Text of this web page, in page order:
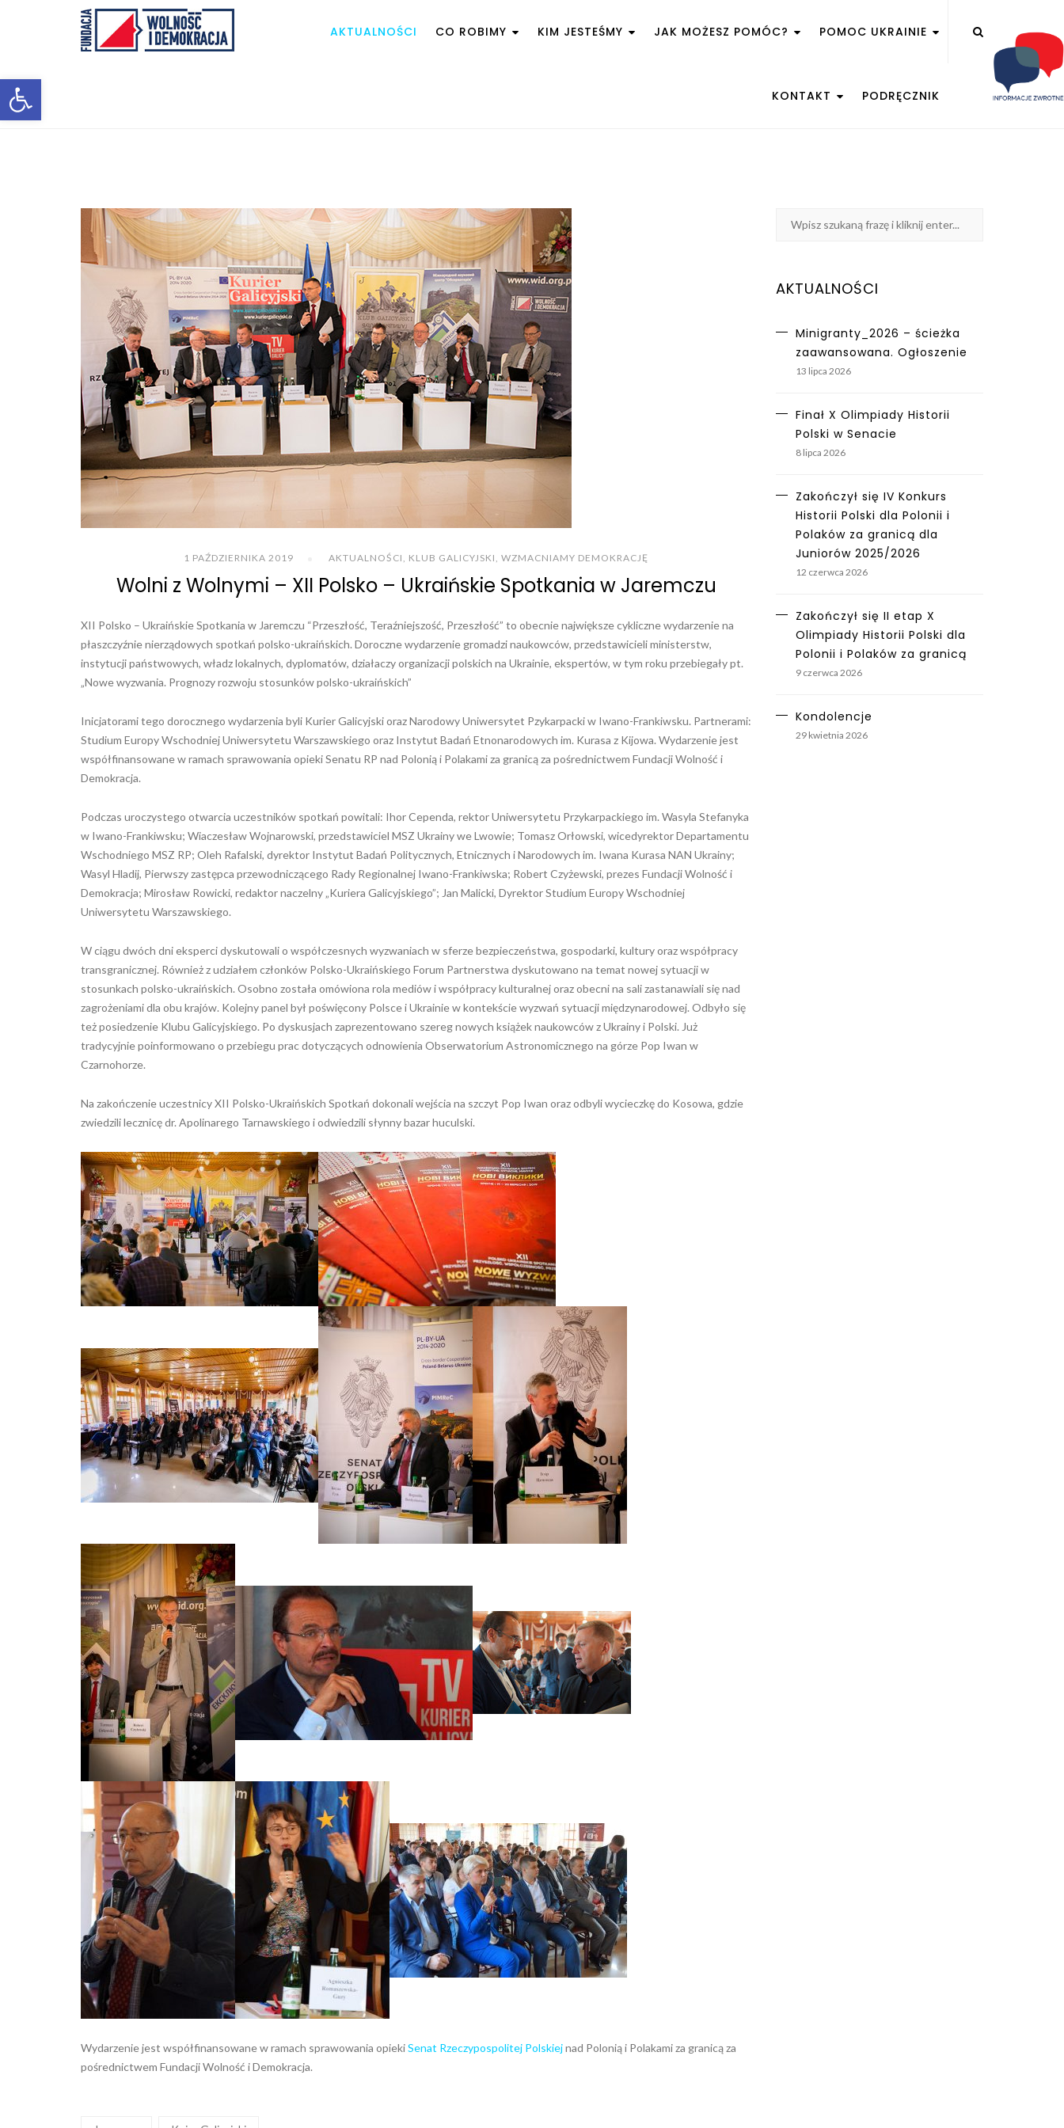
Otwórz pasek narzędzi
AKTUALNOŚCI CO ROBIMY KIM JESTEŚMY JAK MOŻESZ POMÓC? POMOC UKRAINIE
KONTAKT PODRĘCZNIK
1 PAŹDZIERNIKA 2019 AKTUALNOŚCI, KLUB GALICYJSKI,WZMACNIAMY DEMOKRACJĘ
Wolni z Wolnymi – XII Polsko – Ukraińskie Spotkania w Jaremczu
XII Polsko – Ukraińskie Spotkania w Jaremczu “Przeszłość, Teraźniejszość, Przeszłość” to obecnie największe cykliczne wydarzenie na
płaszczyźnie nierządowych spotkań polsko-ukraińskich. Doroczne wydarzenie gromadzi naukowców, przedstawicieli ministerstw,
instytucji państwowych, władz lokalnych, dyplomatów, działaczy organizacji polskich na Ukrainie, ekspertów, w tym roku przebiegały pt.
„Nowe wyzwania. Prognozy rozwoju stosunków polsko-ukraińskich”
Inicjatorami tego dorocznego wydarzenia byli Kurier Galicyjski oraz Narodowy Uniwersytet Pzykarpacki w Iwano-Frankiwsku. Partnerami:
Studium Europy Wschodniej Uniwersytetu Warszawskiego oraz Instytut Badań Etnonarodowych im. Kurasa z Kijowa. Wydarzenie jest
współfinansowane w ramach sprawowania opieki Senatu RP nad Polonią i Polakami za granicą za pośrednictwem Fundacji Wolność i
Demokracja.
Podczas uroczystego otwarcia uczestników spotkań powitali: Ihor Cependa, rektor Uniwersytetu Przykarpackiego im. Wasyla Stefanyka
w Iwano-Frankiwsku; Wiaczesław Wojnarowski, przedstawiciel MSZ Ukrainy we Lwowie; Tomasz Orłowski, wicedyrektor Departamentu
Wschodniego MSZ RP; Oleh Rafalski, dyrektor Instytut Badań Politycznych, Etnicznych i Narodowych im. Iwana Kurasa NAN Ukrainy;
Wasyl Hladij, Pierwszy zastępca przewodniczącego Rady Regionalnej Iwano-Frankiwska; Robert Czyżewski, prezes Fundacji Wolność i
Demokracja; Mirosław Rowicki, redaktor naczelny „Kuriera Galicyjskiego”; Jan Malicki, Dyrektor Studium Europy Wschodniej
Uniwersytetu Warszawskiego.
W ciągu dwóch dni eksperci dyskutowali o współczesnych wyzwaniach w sferze bezpieczeństwa, gospodarki, kultury oraz współpracy
transgranicznej. Również z udziałem członków Polsko-Ukraińskiego Forum Partnerstwa dyskutowano na temat nowej sytuacji w
stosunkach polsko-ukraińskich. Osobno została omówiona rola mediów i współpracy kulturalnej oraz obecni na sali zastanawiali się nad
zagrożeniami dla obu krajów. Kolejny panel był poświęcony Polsce i Ukrainie w kontekście wyzwań sytuacji międzynarodowej. Odbyło się
też posiedzenie Klubu Galicyjskiego. Po dyskusjach zaprezentowano szereg nowych książek naukowców z Ukrainy i Polski. Już
tradycyjnie poinformowano o przebiegu prac dotyczących odnowienia Obserwatorium Astronomicznego na górze Pop Iwan w
Czarnohorze.
Na zakończenie uczestnicy XII Polsko-Ukraińskich Spotkań dokonali wejścia na szczyt Pop Iwan oraz odbyli wycieczkę do Kosowa, gdzie
zwiedzili lecznicę dr. Apolinarego Tarnawskiego i odwiedzili słynny bazar huculski.
Wydarzenie jest współfinansowane w ramach sprawowania opiekiSenat Rzeczypospolitej Polskiejnad Polonią i Polakami za granicą za
pośrednictwem Fundacji Wolność i Demokracja.
AKTUALNOŚCI
Minigranty_2026 – ścieżka
zaawansowana. Ogłoszenie
13 lipca 2026
Finał X Olimpiady Historii
Polski w Senacie
8 lipca 2026
Zakończył się IV Konkurs
Historii Polski dla Polonii i
Polaków za granicą dla
Juniorów 2025/2026
12 czerwca 2026
Zakończył się II etap X
Olimpiady Historii Polski dla
Polonii i Polaków za granicą
9 czerwca 2026
Kondolencje
29 kwietnia 2026